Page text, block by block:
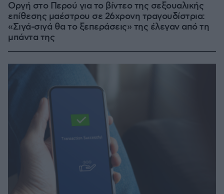
Οργή στο Περού για το βίντεο της σεξουαλικής
επίθεσης μαέστρου σε 26χρονη τραγουδίστρια:
«Σιγά-σιγά θα το ξεπεράσεις» της έλεγαν από τη
μπάντα της